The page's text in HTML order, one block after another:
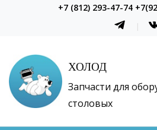
+7 (812) 293-47-74
ХОЛОД
Запчасти для
столовых